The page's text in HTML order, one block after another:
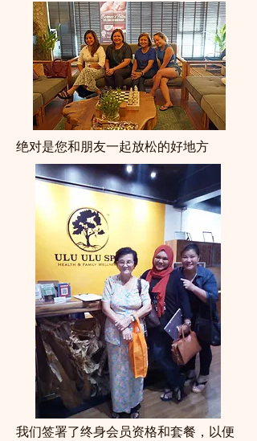
绝对是您和朋友一起放松的好地方
我们签署了终身会员资格和套餐，以便